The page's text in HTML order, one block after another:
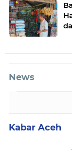
News
Kabar Aceh